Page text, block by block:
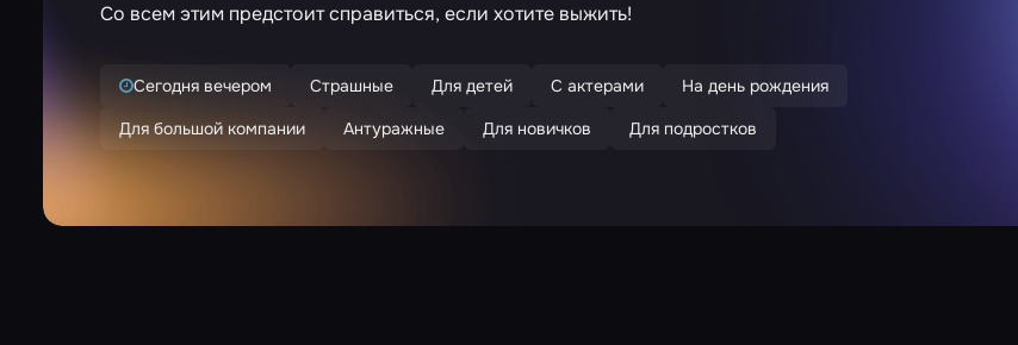
Со всем этим предстоит справиться, если хотите выжить!
Сегодня вечером Страшные Для детей С актерами
На день рождения
Для большой компании
Антуражные Для новичков Для подростков